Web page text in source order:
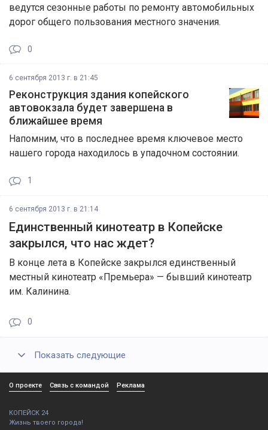
ведутся сезонные работы по ремонту автомобильных
дорог общего пользования местного значения.
0
6 сентября 2013 г. в 21:45
Реконструкция здания копейского
автовокзала будет завершена в
ближайшее время
Напомним, что в последнее время ключевое место
нашего города находилось в упадочном состоянии.
1
6 сентября 2013 г. в 21:14
Единственный кинотеатр в Копейске
закрылся, что нас ждет?
В конце лета в Копейске закрылся единственный
местный кинотеатр «Премьера» — бывший кинотеатр
им. Калинина.
0
Показать следующие
О проекте Связь с командой Реклама
КОПЕЙСК 24
Жизнь твоего города!